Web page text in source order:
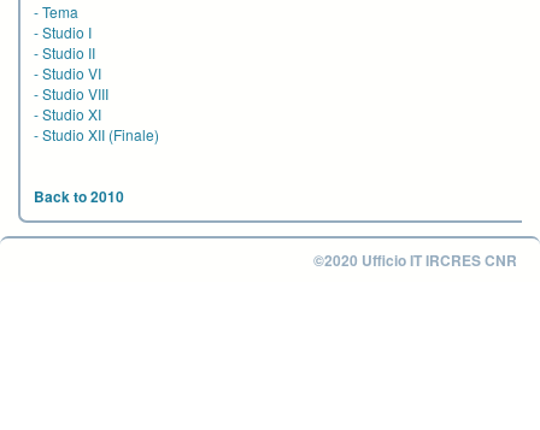
-Tema
-Studio I
-Studio II
-Studio VI
-Studio VIII
-Studio XI
-Studio XII (Finale)
Back to 2010
©2020 Ufficio IT IRCRES CNR